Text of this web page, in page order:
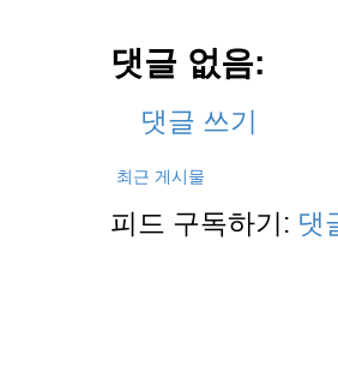
댓글 없음:
댓글 쓰기
최근 게시물
피드 구독하기: 댓